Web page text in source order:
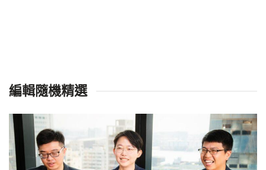
編輯隨機精選